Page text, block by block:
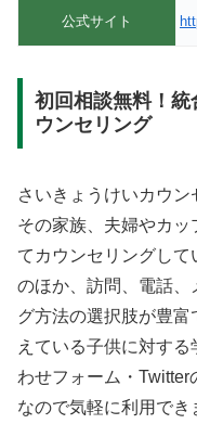
公式サイト
初回相談無料！統
ウンセリング
さいきょうけいカウ
その家族、夫婦やカ
てカウンセリングし
のほか、訪問、電話
グ方法の選択肢が豊
えている子供に対す
わせフォーム・
なので気軽に利用でき